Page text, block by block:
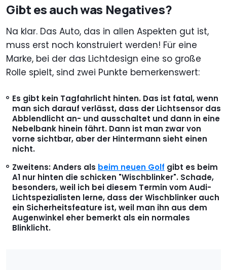
Gibt es auch was Negatives?
Na klar. Das Auto, das in allen Aspekten gut ist,
muss erst noch konstruiert werden! Für eine
Marke, bei der das Lichtdesign eine so große
Rolle spielt, sind zwei Punkte bemerkenswert:
Es gibt kein Tagfahrlicht hinten. Das ist fatal, wenn
man sich darauf verlässt, dass der Lichtsensor das
Abblendlicht an- und ausschaltet und dann in eine
Nebelbank hinein fährt. Dann ist man zwar von
vorne sichtbar, aber der Hintermann sieht einen
nicht.
Zweitens: Anders als beim neuen Golf gibt es beim
A1 nur hinten die schicken "Wischblinker". Schade,
besonders, weil ich bei diesem Termin vom Audi-
Lichtspezialisten lerne, dass der Wischblinker auch
ein Sicherheitsfeature ist, weil man ihn aus dem
Augenwinkel eher bemerkt als ein normales
Blinklicht.